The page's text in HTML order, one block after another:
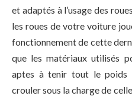
et adaptés à l’usage des
les roues de votre voiture
fonctionnement de cette
que les matériaux utilisés
aptes à tenir tout le poids
crouler sous la charge de